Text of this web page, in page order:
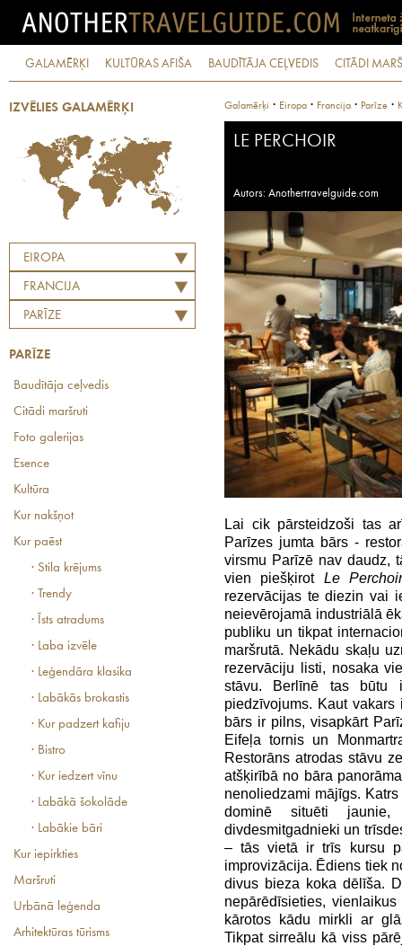
GALAMĒRĶI KULTŪRAS AFIŠA BAUDĪTĀJA CEĻVEDIS CITĀDI
IZVĒLIES GALAMĒRĶI
EIROPA
FRANCIJA
PARĪZE
PARĪZE
Baudītāja ceļvedis
Citādi maršruti
Foto galerijas
Esence
Kultūra
Kur nakšņot
Kur paēst
· Stila krējums
· Trendy
· Īsts atradums
· Laba izvēle
· Leģendāra klasika
· Labākās brokastis
· Kur padzert kafiju
· Bistro
· Kur iedzert vīnu
· Labākā šokolāde
· Labākie bāri
Kur iepirkties
Maršruti
Urbānā leģenda
Arhitektūras tūrisms
Galamērķi · Eiropa · Francija · Parīze ·
LE PERCHOIR
Autors: Anothertravelguide.com
Lai cik pārsteidzoši tas
Parīzes jumta bārs -
virsmu Parīzē nav daudz,
vien piešķirot Le
rezervācijas te diezin vai
neievērojamā industriālā
publiku un tikpat
maršrutā. Nekādu skaļu
rezervāciju listi, nosaka
stāvu. Berlīnē tas būtu
piedzīvojums. Kaut
bārs ir pilns, visapkārt
Eifeļa tornis un
Restorāns atrodas stāvu
atšķirībā no bāra
nenoliedzami mājīgs.
dominē situēti
divdesmitgadnieki un
– tās vietā ir trīs kursu
improvizācija. Ēdiens tiek
divus bieza koka dēlīša.
nepārēdīsieties,
kārotos kādu mirkli ar
Tikpat sirreālu kā viss